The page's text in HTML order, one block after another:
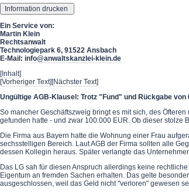
Ein Service von:
Martin Klein
Rechtsanwalt
Technologiepark 6, 91522 Ansbach
E-Mail: info@anwaltskanzlei-klein.de
[Inhalt]
[Vorheriger Text][Nächster Text]
Ungültige AGB-Klausel: Trotz "Fund" und Rückgabe
So mancher Geschäftszweig bringt es mit sich, des
gefunden hatte - und zwar 100.000 EUR. Ob dieser stolze
Die Firma aus Bayern hatte die Wohnung einer Frau
sechsstelligen Bereich. Laut AGB der Firma sollten alle
dessen Kollegin heraus. Später verlangte das
Das LG sah für diesen Anspruch allerdings keine
Eigentum an fremden Sachen erhalten. Das gelte
ausgeschlossen, weil das Geld nicht "verloren" gewesen